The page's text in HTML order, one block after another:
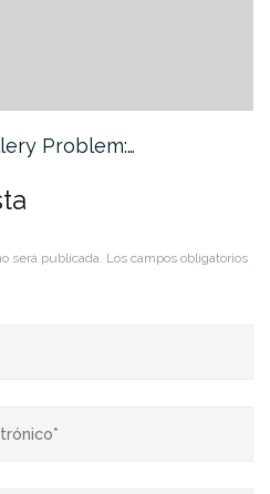
Problem:…
será publicada. Los campos obligatorios